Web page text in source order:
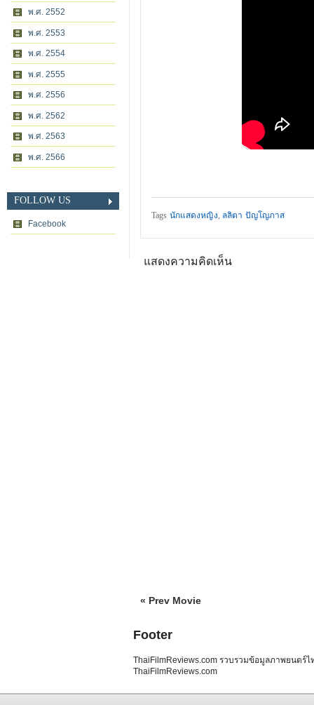
พ.ศ. 2552
พ.ศ. 2553
พ.ศ. 2554
พ.ศ. 2555
พ.ศ. 2556
พ.ศ. 2562
พ.ศ. 2563
พ.ศ. 2566
FOLLOW US
Facebook
Tags นักแสดงหญิง, ลลิตา ปัญโญภาส
แสดงความคิดเห็น
« Prev Movie
Footer
ThaiFilmReviews.com รวบรวมข้อมูลภาพยนตร์
ThaiFilmReviews.com